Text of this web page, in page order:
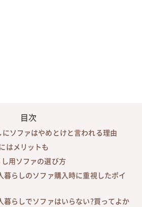
目次
ソファはやめとけと言われる理由
はメリットも
用ソファの選び方
暮らしのソファ購入時に重視したポイ
暮らしでソファはいらない?買ってよか